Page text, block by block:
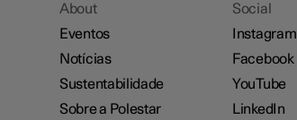
About
Eventos
Notícias
Sustentabilidade
Sobre a Polestar
Social
Instagram
Facebook
YouTube
LinkedIn